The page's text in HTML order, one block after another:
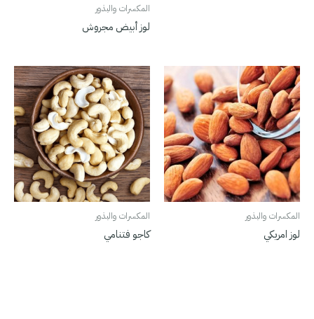
المكسرات والبذور
لوز أبيض مجروش
المكسرات والبذور
لوز امريكي
المكسرات والبذور
كاجو فتنامي